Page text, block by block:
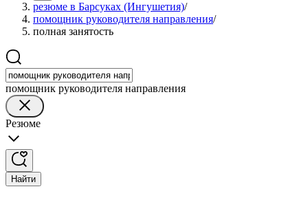
резюме в Барсуках (Ингушетия)/
помощник руководителя направления/
полная занятость
помощник руководителя направления
Резюме
Найти